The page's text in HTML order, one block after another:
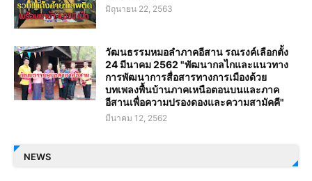
มิถุนายน 22, 2563
วัฒนธรรมหมอลำภาคอีสาน รณรงค์เลือกตั้ง
24 มีนาคม 2562 "พัฒนากลไกและแนวทาง
การพัฒนาการสื่อสารทางการเมืองด้วย
บทเพลงพื้นบ้านภาคเหนือตอนบนและภาค
อีสานเพื่อความปรองดองและความสามัคคี"
มีนาคม 12, 2562
NEWS